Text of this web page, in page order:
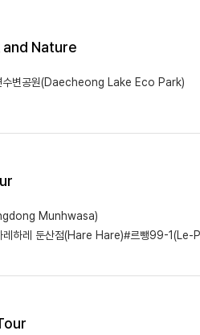
Nature
수변공원(Daecheong Lake Eco Park)
Munhwasa)
레하레 둔산점(Hare Hare)#르뺑99-1(Le-